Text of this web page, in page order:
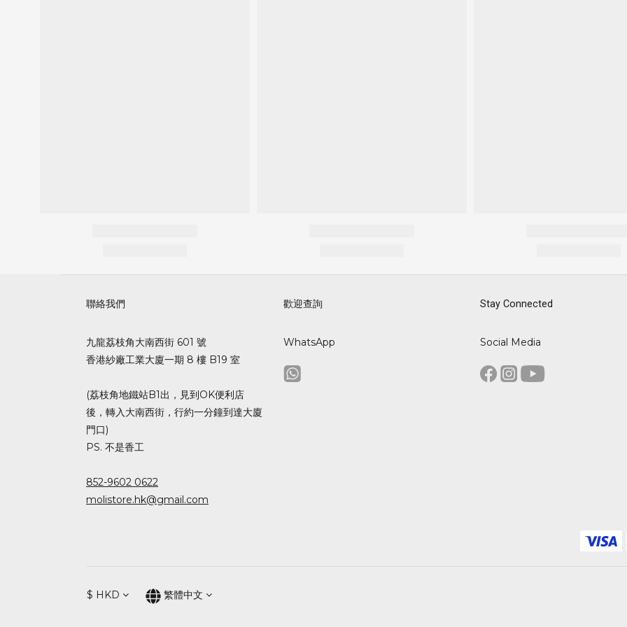
聯絡我們
九龍荔枝角大南西街 601 號
香港紗廠工業大廈一期 8 樓 B19 室
(荔枝角地鐵站B1出，見到OK便利店
後，轉入大南西街，行約一分鐘到達大廈
門口)
PS. 不是香工
852-9602 0622
molistore.hk@gmail.com
歡迎查詢
WhatsApp
Stay Connected
Social Media
$ HKD 繁體中文